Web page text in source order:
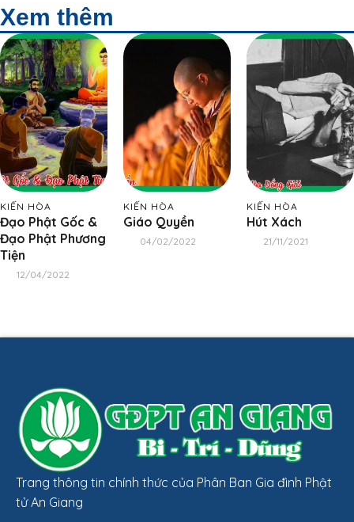
Xem thêm
KIẾN HÒA
Đạo Phật Gốc &
Đạo Phật Phương
Tiện
12/04/2022
KIẾN HÒA
Giáo Quyền
04/02/2022
KIẾN HÒA
Hút Xách
21/11/2021
Trang thông tin chính thức của Phân Ban Gia đình Phật
tử An Giang